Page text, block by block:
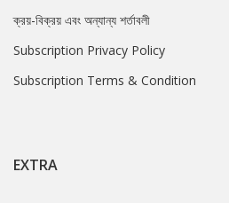
ক্রয়-বিক্রয় এবং অন্যান্য শর্তাবলী
Subscription Privacy Policy
Subscription Terms & Condition
EXTRA